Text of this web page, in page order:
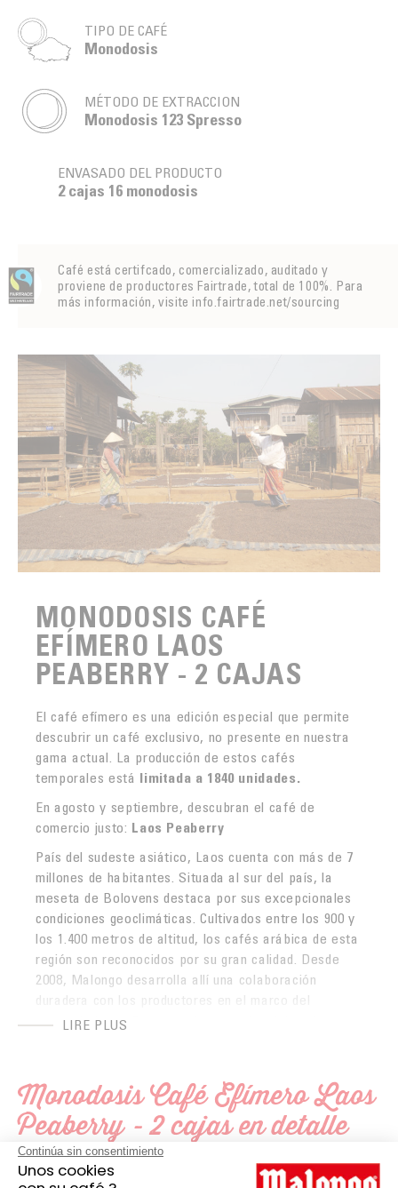
TIPO DE CAFÉ
Monodosis
MÉTODO DE EXTRACCION
Monodosis 123 Spresso
ENVASADO DEL PRODUCTO
2 cajas 16 monodosis
Café está certifcado, comercializado, auditado y
proviene de productores Fairtrade, total de 100%. Para
más información, visite info.fairtrade.net/sourcing
MONODOSIS CAFÉ
EFÍMERO LAOS
PEABERRY - 2 CAJAS
El café efímero es una edición especial que permite
descubrir un café exclusivo, no presente en nuestra
gama actual. La producción de estos cafés
temporales está limitada a 1840 unidades.
En agosto y septiembre, descubran el café de
comercio justo: Laos Peaberry
País del sudeste asiático, Laos cuenta con más de 7
millones de habitantes. Situada al sur del país, la
meseta de Bolovens destaca por sus excepcionales
condiciones geoclimáticas. Cultivados entre los 900 y
los 1.400 metros de altitud, los cafés arábica de esta
región son reconocidos por su gran calidad. Desde
2008, Malongo desarrolla allí una colaboración
duradera con los productores en el marco del
comercio justo. Este terroir excepcional da origen,
Este café es el resultado del trabajo de más de 1.800
familias productoras repartidas en 55 aldeas.
Reunidos en una cooperativa, estos caficultores
controlan cada etapa de la producción. Esta
colaboración sostenible les permite poner en valor su
LIRE PLUS
Monodosis Café Efímero Laos
Peaberry - 2 cajas en detalle
MARCA